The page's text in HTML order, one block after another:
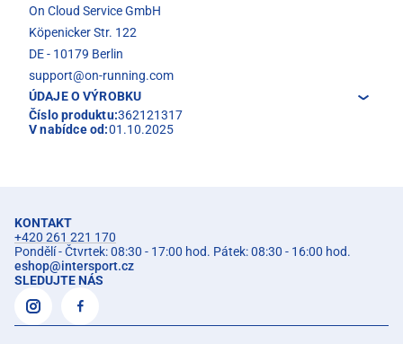
On Cloud Service GmbH
Köpenicker Str. 122
DE - 10179 Berlin
support@on-running.com
ÚDAJE O VÝROBKU
Číslo produktu:362121317
V nabídce od:01.10.2025
KONTAKT
+420 261 221 170
Pondělí - Čtvrtek: 08:30 - 17:00 hod. Pátek: 08:30 - 16:00 hod.
eshop@intersport.cz
SLEDUJTE NÁS